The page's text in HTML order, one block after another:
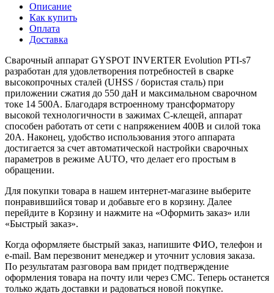
Описание
Как купить
Оплата
Доставка
Сварочный аппарат GYSPOT INVERTER Evolution PTI-s7
разработан для удовлетворения потребностей в сварке
высокопрочных сталей (UHSS / бористая сталь) при
приложении сжатия до 550 даН и максимальном сварочном
токе 14 500А. Благодаря встроенному трансформатору
высокой технологичности в зажимах C-клещей, аппарат
способен работать от сети с напряжением 400В и силой тока
20А. Наконец, удобство использования этого аппарата
достигается за счет автоматической настройки сварочных
параметров в режиме AUTO, что делает его простым в
обращении.
Для покупки товара в нашем интернет-магазине выберите
понравившийся товар и добавьте его в корзину. Далее
перейдите в Корзину и нажмите на «Оформить заказ» или
«Быстрый заказ».
Когда оформляете быстрый заказ, напишите ФИО, телефон и
e-mail. Вам перезвонит менеджер и уточнит условия заказа.
По результатам разговора вам придет подтверждение
оформления товара на почту или через СМС. Теперь останется
только ждать доставки и радоваться новой покупке.